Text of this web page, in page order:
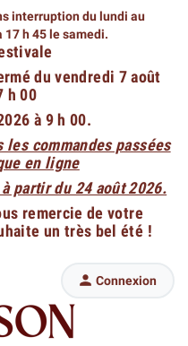
interruption du lundi au
17 h 45 le samedi.
du vendredi 7 août
h 00
à 9 h 00.
commandes passées
en ligne
partir du 24 août 2026.
remercie de votre
un très bel été !
 Connexion